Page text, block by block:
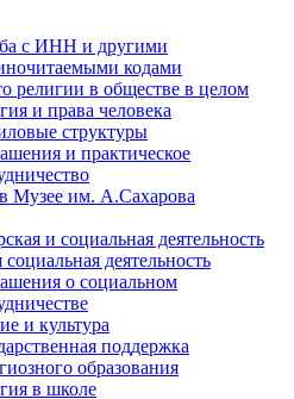
с ИНН и другими
кодами
религии в обществе в целом
и права человека
структуры
и практическое
Музее им. А.Сахарова
и социальная деятельность
деятельность
о социальном
и культура
поддержка
образования
в школе